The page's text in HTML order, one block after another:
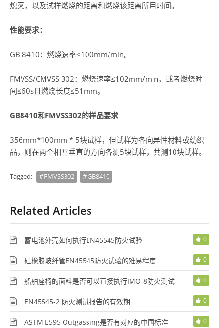
熄灭，以及试样燃烧的距离和燃烧该距离所用时间。
性能要求：
GB 8410：燃烧速率≤100mm/min。
FMVSS/CMVSS 302：燃烧速率≤102mm/min，或者燃烧时
间≤60s且燃烧长度≤51mm。
GB8410和FMVSS302的样品要求
356mm*100mm * 5块试样，但试样为各向异性材料或纺织
品，则在两个相互垂直的方向各测5块试样，共测10块试样。
Tagged: FMVSS302 GB8410
Related Articles
蓄电池外壳如何执行EN45545防火试验 0
硅橡胶玻纤管EN45545防火试验的难易程度 0
船舶座椅的面料是否可以直接执行IMO-8防火测试 0
EN45545-2 防火测试报告的有效期 0
ASTM E595 Outgassing是否有对应的中国标准 0